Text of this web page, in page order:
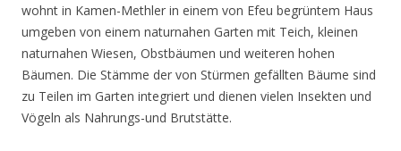
wohnt in Kamen-Methler in einem von Efeu begrüntem Haus
umgeben von einem naturnahen Garten mit Teich, kleinen
naturnahen Wiesen, Obstbäumen und weiteren hohen
Bäumen. Die Stämme der von Stürmen gefällten Bäume sind
zu Teilen im Garten integriert und dienen vielen Insekten und
Vögeln als Nahrungs-und Brutstätte.